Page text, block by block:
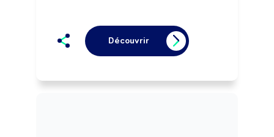
Découvrir